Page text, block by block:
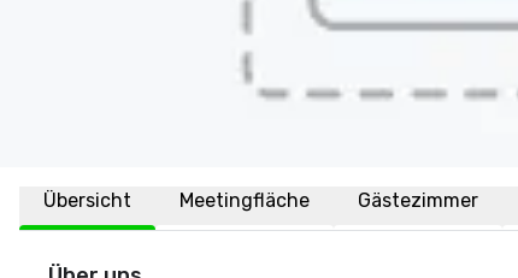
Übersicht Meetingfläche Gästezimmer